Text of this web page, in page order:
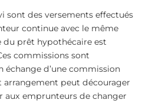
sont des versements effectués
continue avec le même
prêt hypothécaire est
commissions sont
échange d’une commission
arrangement peut décourager
aux emprunteurs de changer